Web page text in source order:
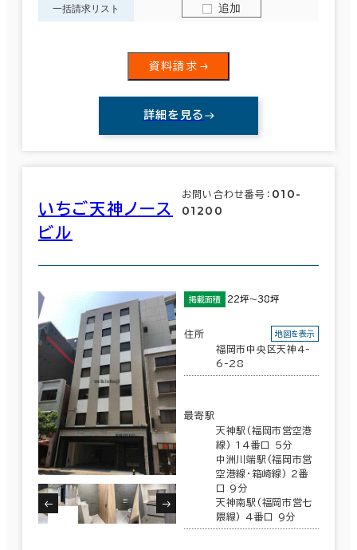
一括請求リスト 追加
資料請求
詳細を見る
いちご天神ノース
ビル
お問い合わせ番号： 010-
01200
掲載面積 22坪～38坪
住所
福岡市中央区天神4-
6-28
地図を表示
最寄駅
天神駅(福岡市営空港
線) 14番口 5分
中洲川端駅(福岡市営
空港線･箱崎線) 2番
口 9分
天神南駅(福岡市営七
隈線) 4番口 9分